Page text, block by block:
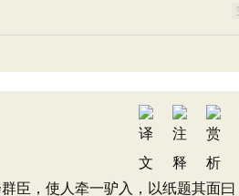
，使人牵一驴入，以纸题其面曰